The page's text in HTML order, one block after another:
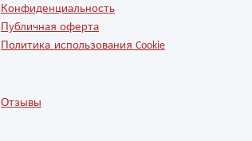
Конфиденциальность
Публичная оферта
Политика использования Cookie
Отзывы